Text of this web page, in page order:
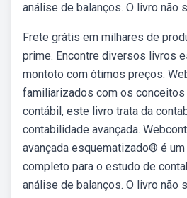
análise de balanços. O livro não
Frete grátis em milhares de
prime. Encontre diversos livros
montoto com ótimos preços.
familiarizados com os
contábil, este livro trata da
contabilidade avançada.
avançada esquematizado® é
completo para o estudo de
análise de balanços. O livro não